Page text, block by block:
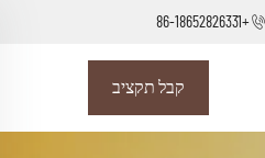
+86-18652826331
קבל תקציב